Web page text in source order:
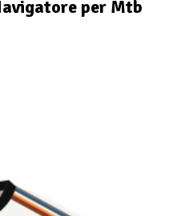
per Mtb